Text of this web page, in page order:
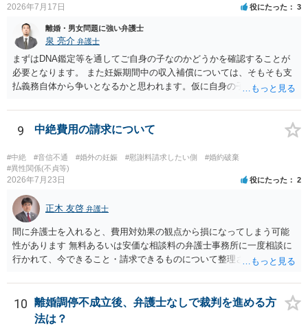
2026年7月17日 役にたった 3
離婚・男女問題に強い弁護士
泉 亮介 弁護士
まずはDNA鑑定等を通してご自身の子なのかどうかを確認することが
必要となります。 また妊娠期間中の収入補償については、そもそも支
払義務自体から争いとなるかと思われます。仮に自身の子であったと
相手に弁護士がついているということであれば、依頼をするかしない
かは別として一度ご自身も個別に弁護士に相談をされたほうが良いで
9 中絶費用の請求について
#中絶 #音信不通 #婚外の妊娠 #慰謝料請求したい側
#婚約破棄
#異性関係(不貞等)
2026年7月23日 役にたった 2
正木 友啓 弁護士
間に弁護士を入れると、費用対効果の観点から損になってしまう可能
性があります 無料あるいは安価な相談料の弁護士事務所に一度相談に
行かれて、今できること・請求できるものについて整理されるのがよ
10
離婚調停不成立後、弁護士なしで裁判を進める方
法は？